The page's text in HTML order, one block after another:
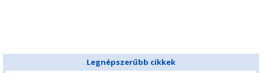
Legnépszerűbb cikkek